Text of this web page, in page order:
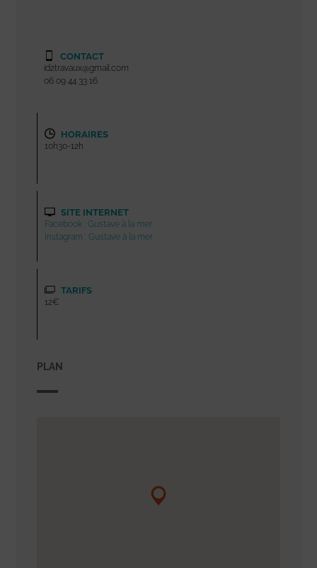
CONTACT
id2travaux@gmail.com
06 09 44 33 16
HORAIRES
10h30-12h
SITE INTERNET
Facebook : Gustave à la mer
Instagram : Gustave à la mer
TARIFS
12€
PLAN